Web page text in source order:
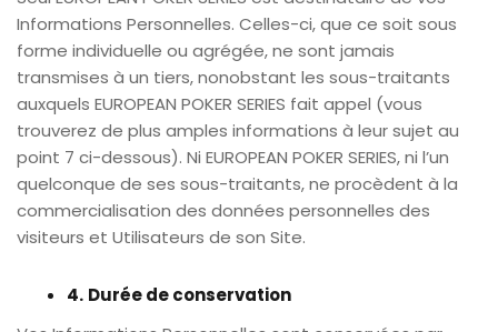
Informations Personnelles. Celles-ci, que ce soit sous
forme individuelle ou agrégée, ne sont jamais
transmises à un tiers, nonobstant les sous-traitants
auxquels EUROPEAN POKER SERIES fait appel (vous
trouverez de plus amples informations à leur sujet au
point 7 ci-dessous). Ni EUROPEAN POKER SERIES, ni l’un
quelconque de ses sous-traitants, ne procèdent à la
commercialisation des données personnelles des
visiteurs et Utilisateurs de son Site.
4. Durée de conservation